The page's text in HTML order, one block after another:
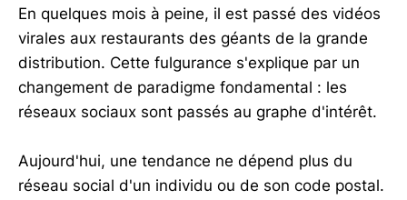
En quelques mois à peine, il est passé des vidéos
virales aux restaurants des géants de la grande
distribution. Cette fulgurance s'explique par un
changement de paradigme fondamental : les
réseaux sociaux sont passés au graphe d'intérêt.
Aujourd'hui, une tendance ne dépend plus du
réseau social d'un individu ou de son code postal.